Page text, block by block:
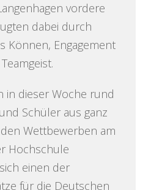
vordere
dabei durch
Können, Engagement
in dieser Woche rund
Schüler aus ganz
Wettbewerben am
Hochschule
einen der
für die Deutschen